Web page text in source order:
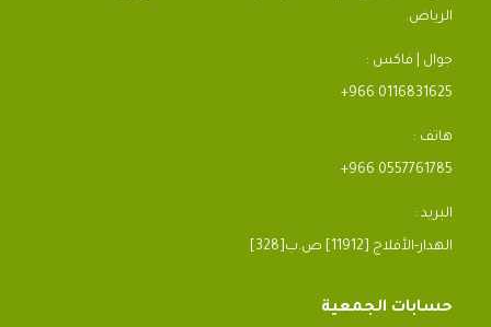
الرياض.
جوال | فاكس :
+966 0116831625
هاتف :
+966 0557761785
البريد :
[328]الهدار-الأفلاج [11912] ص.ب
حسابات الجمعية